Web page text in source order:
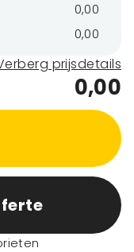
0,00
0,00
prijsdetails
0,00